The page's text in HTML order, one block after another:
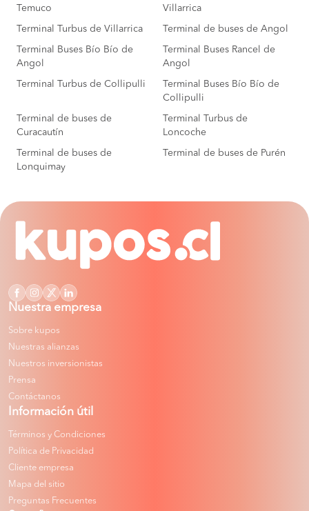
Temuco
Villarrica
Terminal Turbus de Villarrica Terminal de buses de Angol
Terminal Buses Bío Bío de
Angol
Terminal Buses Rancel de
Angol
Terminal Turbus de Collipulli
Terminal Buses Bío Bío de
Collipulli
Terminal de buses de
Curacautín
Terminal Turbus de
Loncoche
Terminal de buses de
Lonquimay
Terminal de buses de Purén
Nuestra empresa
Sobre kupos
Nuestras alianzas
Nuestros inversionistas
Prensa
Contáctanos
Información útil
Términos y Condiciones
Política de Privacidad
Cliente empresa
Mapa del sitio
Preguntas Frecuentes